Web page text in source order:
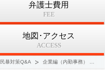
弁護士費用
FEE
地図･アクセス
ACCESS
民暴対策Q&A 企業編（内勤事務）